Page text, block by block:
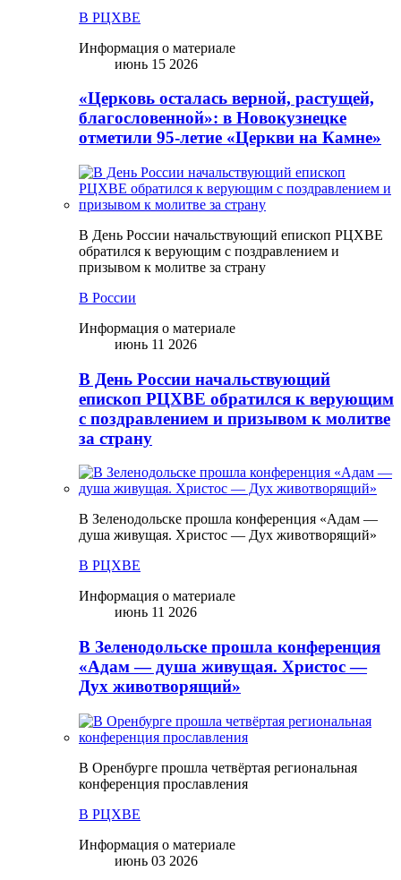
В РЦХВЕ
Информация о материале
июнь 15 2026
«Церковь осталась верной, растущей,
благословенной»: в Новокузнецке
отметили 95-летие «Церкви на Камне»
В День России начальствующий епископ РЦХВЕ
обратился к верующим с поздравлением и
призывом к молитве за страну
В России
Информация о материале
июнь 11 2026
В День России начальствующий
епископ РЦХВЕ обратился к верующим
с поздравлением и призывом к молитве
за страну
В Зеленодольске прошла конференция «Адам —
душа живущая. Христос — Дух животворящий»
В РЦХВЕ
Информация о материале
июнь 11 2026
В Зеленодольске прошла конференция
«Адам — душа живущая. Христос —
Дух животворящий»
В Оренбурге прошла четвёртая региональная
конференция прославления
В РЦХВЕ
Информация о материале
июнь 03 2026